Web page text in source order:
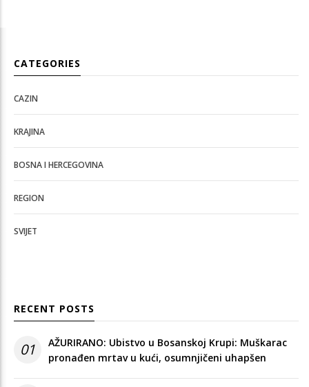
CATEGORIES
CAZIN
KRAJINA
BOSNA I HERCEGOVINA
REGION
SVIJET
RECENT POSTS
01
AŽURIRANO: Ubistvo u Bosanskoj Krupi: Muškarac
pronađen mrtav u kući, osumnjičeni uhapšen